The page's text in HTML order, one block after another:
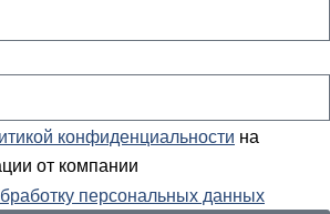
конфиденциальности на
от компании
персональных данных